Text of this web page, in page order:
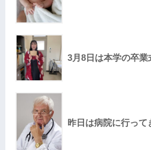
3月8日は本学の卒業
昨日は病院に行って